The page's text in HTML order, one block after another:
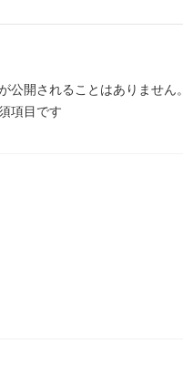
公開されることはありません。
項目です